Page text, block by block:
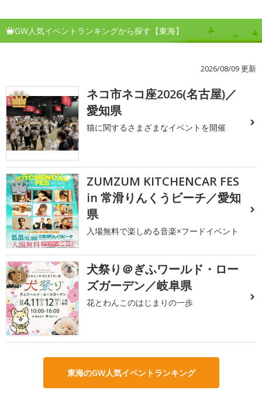
GW人気イベントランキングから探す【東海】
2026/08/09 更新
1
ネコ市ネコ座2026(名古屋)／
愛知県
猫に関するさまざまなイベントを開催
2
ZUMZUM KITCHENCAR FES
in 常滑りんくうビーチ／愛知
県
入場無料で楽しめる音楽×フードイベント
3
犬祭り＠ぎふワールド・ロー
ズガーデン／岐阜県
花とわんこのはじまりの一歩
東海のGW人気イベントランキング